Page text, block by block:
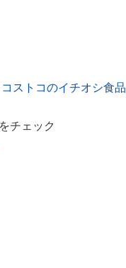
ストコのイチオシ食品
チェック